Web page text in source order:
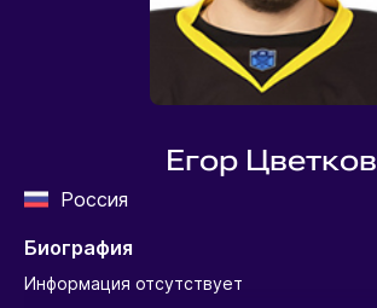
Егор Цветков
Россия
Биография
Информация отсутствует